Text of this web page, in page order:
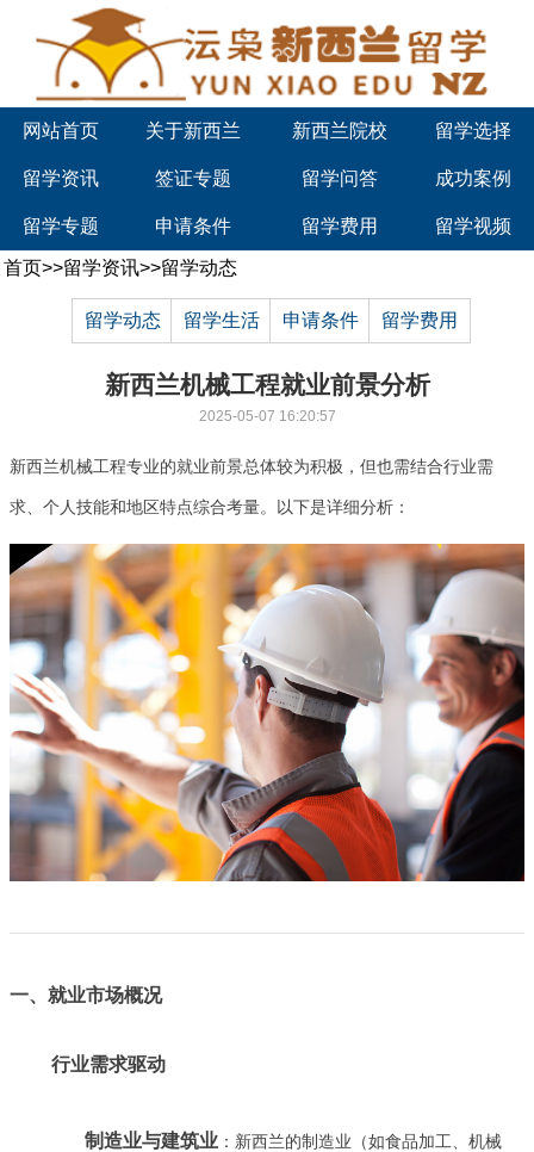
网站首页 关于新西兰 新西兰院校 留学选择
留学资讯 签证专题 留学问答 成功案例
留学专题 申请条件 留学费用 留学视频
首页>>留学资讯>>留学动态
留学动态 留学生活 申请条件 留学费用
新西兰机械工程就业前景分析
2025-05-07 16:20:57
新西兰机械工程专业的就业前景总体较为积极，但也需结合行业需
求、个人技能和地区特点综合考量。以下是详细分析：
一、就业市场概况
行业需求驱动
制造业与建筑业：新西兰的制造业（如食品加工、机械